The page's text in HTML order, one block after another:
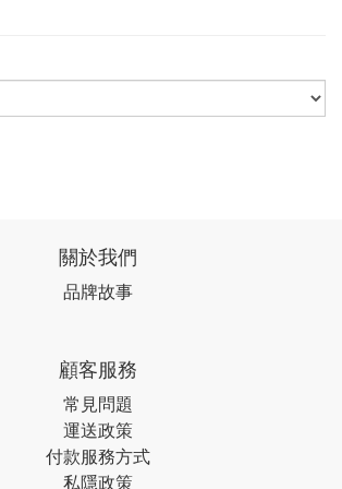
關於我們
品牌故事
顧客服務
常見問題
運送政策
付款服務方式
私隱政策